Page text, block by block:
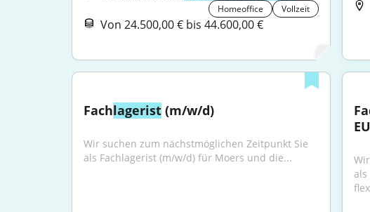
Homeoffice Vollzeit
Von 24.500,00 € bis 44.600,00 €
Fachlagerist (m/w/d)
Wir suchen zum nächstmöglichen Zeitpunkt Sie
als Fachlagerist (m/w/d) für Moers und die...
als